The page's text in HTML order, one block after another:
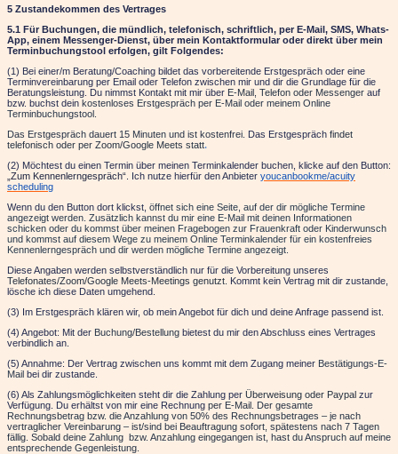
5 Zustandekommen des Vertrages
5.1 Für Buchungen, die mündlich, telefonisch, schriftlich, per E-Mail, SMS, Whats-
App, einem Messenger-Dienst, über mein Kontaktformular oder direkt über mein
Terminbuchungstool erfolgen, gilt Folgendes:
(1) Bei einer/m Beratung/Coaching bildet das vorbereitende Erstgespräch oder eine
Terminvereinbarung per Email oder Telefon zwischen mir und dir die Grundlage für die
Beratungsleistung. Du nimmst Kontakt mit mir über E-Mail, Telefon oder Messenger auf
bzw. buchst dein kostenloses Erstgespräch per E-Mail oder meinem Online
Terminbuchungstool.
Das Erstgespräch dauert 15 Minuten und ist kostenfrei. Das Erstgespräch findet
telefonisch oder per Zoom/Google Meets statt.
(2) Möchtest du einen Termin über meinen Terminkalender buchen, klicke auf den Button:
„Zum Kennenlerngespräch“. Ich nutze hierfür den Anbieter youcanbookme/acuity
scheduling
Wenn du den Button dort klickst, öffnet sich eine Seite, auf der dir mögliche Termine
angezeigt werden. Zusätzlich kannst du mir eine E-Mail mit deinen Informationen
schicken oder du kommst über meinen Fragebogen zur Frauenkraft oder Kinderwunsch
und kommst auf diesem Wege zu meinem Online Terminkalender für ein kostenfreies
Kennenlerngespräch und dir werden mögliche Termine angezeigt.
Diese Angaben werden selbstverständlich nur für die Vorbereitung unseres
Telefonates/Zoom/Google Meets-Meetings genutzt. Kommt kein Vertrag mit dir zustande,
lösche ich diese Daten umgehend.
(3) Im Erstgespräch klären wir, ob mein Angebot für dich und deine Anfrage passend ist.
(4) Angebot: Mit der Buchung/Bestellung bietest du mir den Abschluss eines Vertrages
verbindlich an.
(5) Annahme: Der Vertrag zwischen uns kommt mit dem Zugang meiner Bestätigungs-E-
Mail bei dir zustande.
(6) Als Zahlungsmöglichkeiten steht dir die Zahlung per Überweisung oder Paypal zur
Verfügung. Du erhältst von mir eine Rechnung per E-Mail. Der gesamte
Rechnungsbetrag bzw. die Anzahlung von 50% des Rechnungsbetrages – je nach
vertraglicher Vereinbarung – ist/sind bei Beauftragung sofort, spätestens nach 7 Tagen
fällig. Sobald deine Zahlung bzw. Anzahlung eingegangen ist, hast du Anspruch auf meine
entsprechende Gegenleistung.